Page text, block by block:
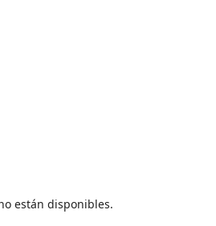
están disponibles.